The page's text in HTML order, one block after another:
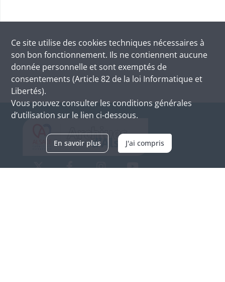
Ce site utilise des cookies techniques nécessaires à
son bon fonctionnement. Ils ne contiennent aucune
donnée personnelle et sont exemptés de
consentements (Article 82 de la loi Informatique et
Libertés).
Vous pouvez consulter les conditions générales
d’utilisation sur le lien ci-dessous.
En savoir plus J'ai compris